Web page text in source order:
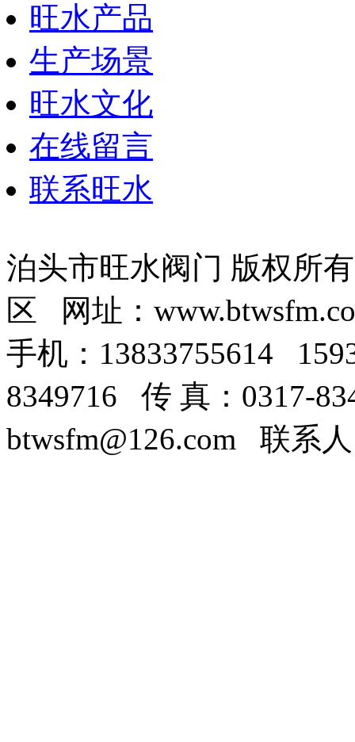
旺水产品
生产场景
旺水文化
在线留言
联系旺水
泊头市旺水阀门 版权所
区 网址：
手机：13833755614
8349716 传 真：0317-
btwsfm@126.com 联系